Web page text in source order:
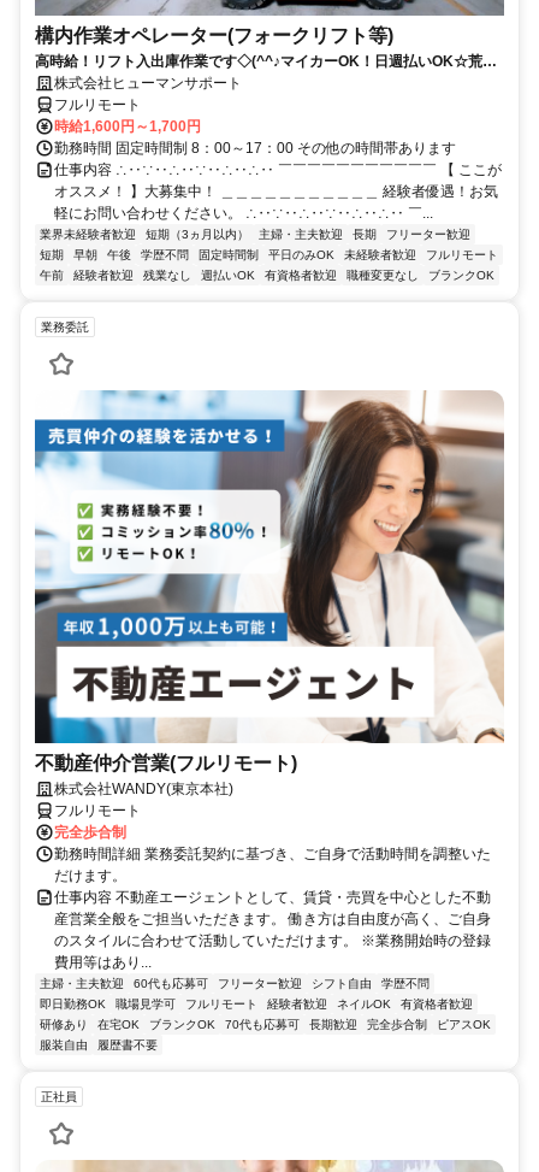
構内作業オペレーター(フォークリフト等)
高時給！リフト入出庫作業です◇(^^♪マイカーOK！日週払いOK☆荒本
駅★【シゴト№0619】
株式会社ヒューマンサポート
フルリモート
時給1,600円～1,700円
勤務時間 固定時間制 8：00～17：00 その他の時間帯あります
仕事内容 ∴‥∵‥∴‥∵‥∴‥∴‥ ￣￣￣￣￣￣￣￣￣￣￣ 【 ここが
オススメ！ 】大募集中！ ＿＿＿＿＿＿＿＿＿＿＿ 経験者優遇！お気
軽にお問い合わせください。 ∴‥∵‥∴‥∵‥∴‥∴‥ ￣...
業界未経験者歓迎 短期（3ヵ月以内） 主婦・主夫歓迎 長期
フリーター歓迎
短期
早朝 午後 学歴不問 固定時間制 平日のみOK 未経験者歓迎
フルリモート
午前
経験者歓迎 残業なし 週払いOK 有資格者歓迎 職種変更なし ブランクOK
業務委託
不動産仲介営業(フルリモート)
株式会社WANDY(東京本社)
フルリモート
完全歩合制
勤務時間詳細 業務委託契約に基づき、ご自身で活動時間を調整いた
だけます。
仕事内容 不動産エージェントとして、賃貸・売買を中心とした不動
産営業全般をご担当いただきます。 働き方は自由度が高く、ご自身
のスタイルに合わせて活動していただけます。 ※業務開始時の登録
費用等はあり...
主婦・主夫歓迎 60代も応募可 フリーター歓迎 シフト自由
学歴不問
即日勤務OK
職場見学可 フルリモート 経験者歓迎 ネイルOK
有資格者歓迎
研修あり
在宅OK ブランクOK 70代も応募可 長期歓迎 完全歩合制
ピアスOK
服装自由
履歴書不要
正社員